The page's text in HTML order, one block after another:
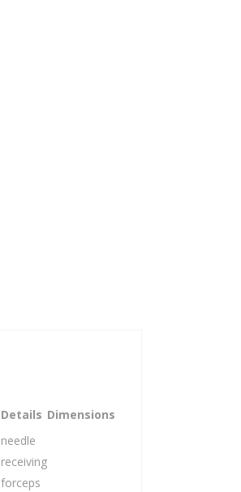
Details Dimensions
needle
receiving
forceps